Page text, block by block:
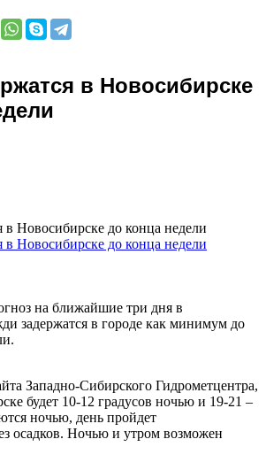
в Новосибирске
в Новосибирске до конца недели
на ближайшие три дня в
задержатся в городе как минимум до
Западно-Сибирского Гидрометцентра,
будет 10-12 градусов ночью и 19-21 –
ночью, день пройдет
осадков. Ночью и утром возможен